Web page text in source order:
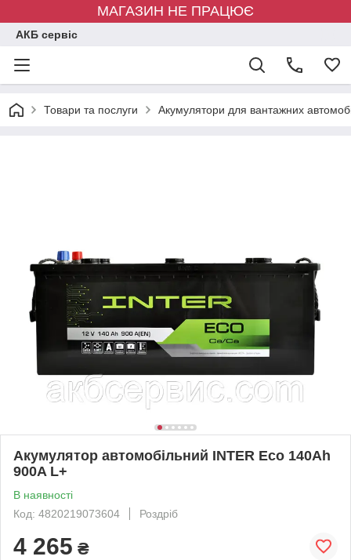
МАГАЗИН НЕ ПРАЦЮЄ
АКБ сервіс
Товари та послуги Акумулятори для вантажних
Акумулятор автомобільний INTER Eco 140Ah
900A L+
В наявності
Код: 4820219073604
Роздріб
4 265 ₴